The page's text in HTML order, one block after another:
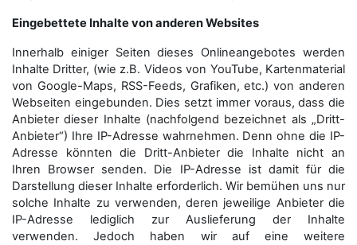
Eingebettete Inhalte von anderen Websites
Innerhalb einiger Seiten dieses Onlineangebotes werden
Inhalte Dritter, (wie z.B. Videos von YouTube, Kartenmaterial
von Google-Maps, RSS-Feeds, Grafiken, etc.) von anderen
Webseiten eingebunden. Dies setzt immer voraus, dass die
Anbieter dieser Inhalte (nachfolgend bezeichnet als „Dritt-
Anbieter“) Ihre IP-Adresse wahrnehmen. Denn ohne die IP-
Adresse könnten die Dritt-Anbieter die Inhalte nicht an
Ihren Browser senden. Die IP-Adresse ist damit für die
Darstellung dieser Inhalte erforderlich. Wir bemühen uns nur
solche Inhalte zu verwenden, deren jeweilige Anbieter die
IP-Adresse lediglich zur Auslieferung der Inhalte
verwenden. Jedoch haben wir auf eine weitere